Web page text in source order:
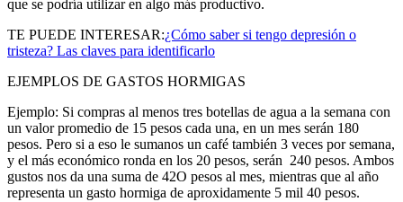
que se podría utilizar en algo más productivo.
TE PUEDE INTERESAR:¿Cómo saber si tengo depresión o
tristeza? Las claves para identificarlo
EJEMPLOS DE GASTOS HORMIGAS
Ejemplo: Si compras al menos tres botellas de agua a la semana con
un valor promedio de 15 pesos cada una, en un mes serán 180
pesos. Pero si a eso le sumanos un café también 3 veces por semana,
y el más económico ronda en los 20 pesos, serán 240 pesos. Ambos
gustos nos da una suma de 42O pesos al mes, mientras que al año
representa un gasto hormiga de aproxidamente 5 mil 40 pesos.